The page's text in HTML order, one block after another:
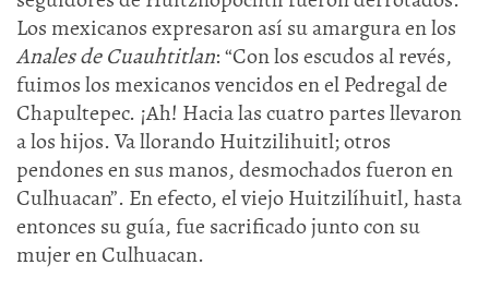
Los mexicanos expresaron así su amargura en los
Anales de Cuauhtitlan: “Con los escudos al revés,
fuimos los mexicanos vencidos en el Pedregal de
Chapultepec. ¡Ah! Hacia las cuatro partes llevaron
a los hijos. Va llorando Huitzilihuitl; otros
pendones en sus manos, desmochados fueron en
Culhuacan”. En efecto, el viejo Huitzilíhuitl, hasta
entonces su guía, fue sacrificado junto con su
mujer en Culhuacan.